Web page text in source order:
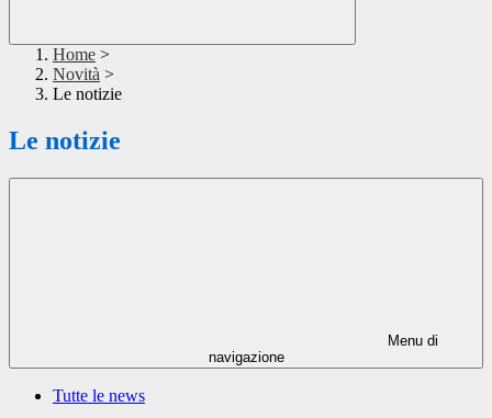
Home >
Novità >
Le notizie
Le notizie
Menu di
navigazione
Tutte le news